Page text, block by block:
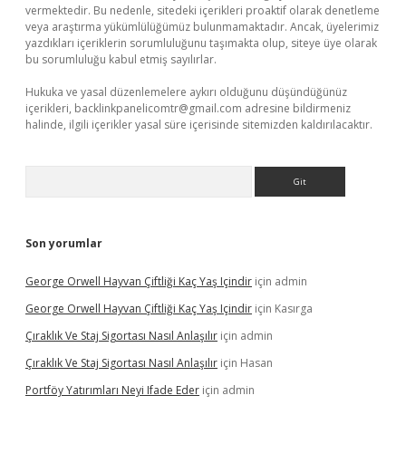
vermektedir. Bu nedenle, sitedeki içerikleri proaktif olarak denetleme
veya araştırma yükümlülüğümüz bulunmamaktadır. Ancak, üyelerimiz
yazdıkları içeriklerin sorumluluğunu taşımakta olup, siteye üye olarak
bu sorumluluğu kabul etmiş sayılırlar.
Hukuka ve yasal düzenlemelere aykırı olduğunu düşündüğünüz
içerikleri, backlinkpanelicomtr@gmail.com adresine bildirmeniz
halinde, ilgili içerikler yasal süre içerisinde sitemizden kaldırılacaktır.
Son yorumlar
George Orwell Hayvan Çiftliği Kaç Yaş Içindir için admin
George Orwell Hayvan Çiftliği Kaç Yaş Içindir için Kasırga
Çıraklık Ve Staj Sigortası Nasıl Anlaşılır için admin
Çıraklık Ve Staj Sigortası Nasıl Anlaşılır için Hasan
Portföy Yatırımları Neyi Ifade Eder için admin